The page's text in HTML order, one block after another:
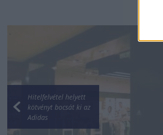
Hitelfelvétel helyett
kötvényt bocsát ki az
Adidas